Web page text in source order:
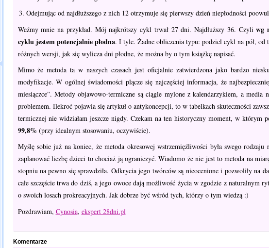
Odejmując od najdłuższego z nich 12 otrzymuje się pierwszy dzień niepłodności
Weźmy mnie na przykład. Mój najkrótszy cykl trwał 27 dni. Najdłuższy 36. Czyliwg
cyklu jestem potencjalnie płodna. I tyle. Żadne obliczenia typu: podziel cykl na pół, od
różnych wersji, jak się wylicza dni płodne, że można by o tym książkę napisać.
Mimo że metoda ta w naszych czasach jest oficjalnie zatwierdzona jako bardzo
modyfikacje. W ogólnej świadomości plącze się najczęściej informacja, że
miesiączce”. Metody objawowo-termiczne są ciągle mylone z kalendarzykiem, a
problemem. Ilekroć pojawia się artykuł o antykoncepcji, to w tabelkach skuteczności
termicznej nie widziałam jeszcze nigdy. Czekam na ten historyczny moment, w którym
99,8%(przy idealnym stosowaniu, oczywiście).
Myślę sobie już na koniec, że metoda okresowej wstrzemięźliwości była swego
zaplanować liczbę dzieci to chociaż ją ograniczyć. Wiadomo że nie jest to metoda na
stopniu na pewno się sprawdziła. Odkrycia jego twórców są nieocenione i pozwoliły na
całe szczęście trwa do dziś, a jego owoce dają możliwość życia w zgodzie z naturalnym
o swoich losach prokreacyjnych. Jak dobrze być wśród tych, którzy o tym wiedzą :)
Pozdrawiam, Cynosia, ekspert 28dni.pl
Komentarze